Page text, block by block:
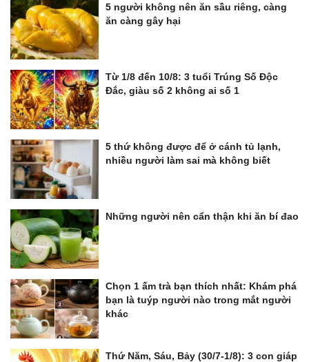
5 người không nên ăn sầu riêng, càng
ăn càng gây hại
Từ 1/8 đến 10/8: 3 tuổi Trúng Số Độc
Đắc, giàu số 2 không ai số 1
5 thứ không được để ở cánh tủ lạnh,
nhiều người làm sai mà không biết
Những người nên cẩn thận khi ăn bí đao
Chọn 1 ấm trà bạn thích nhất: Khám phá
bạn là tuýp người nào trong mắt người
khác
Thứ Năm, Sáu, Bảy (30/7-1/8): 3 con giáp